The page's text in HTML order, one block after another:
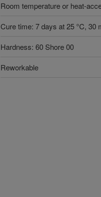
Room temperature or heat-
Cure time: 7 days at 25 °C, 30
Hardness: 60 Shore 00
Reworkable